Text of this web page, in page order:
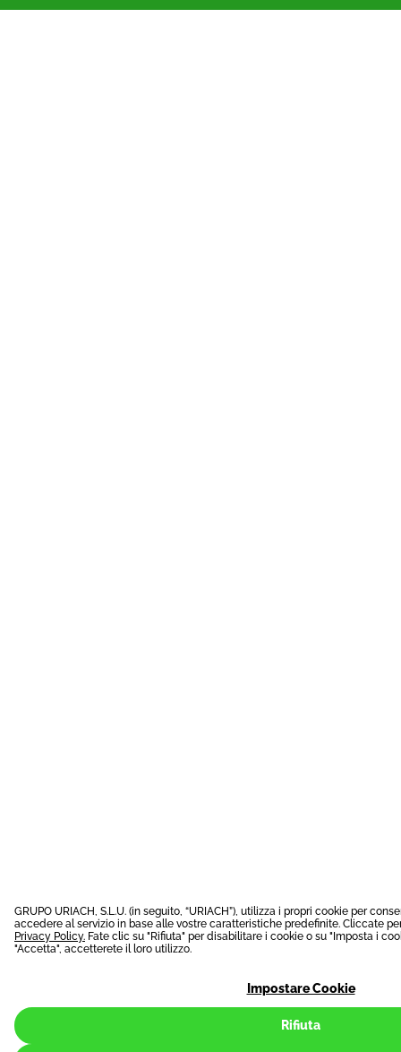
GRUPO URIACH, S.L.U. (in seguito, “URIACH”), utilizza i propri cookie per
accedere al servizio in base alle vostre caratteristiche predefinite. Cliccate
Privacy Policy. Fate clic su "Rifiuta" per disabilitare i cookie o su "Imposta i
"Accetta", accetterete il loro utilizzo.
Impostare Cookie
Rifiuta